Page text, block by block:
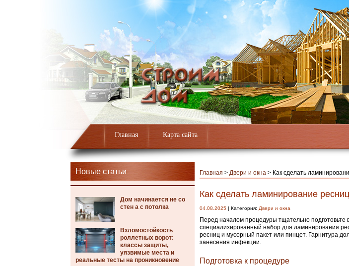
Главная Карта сайта
Новые статьи
Дом начинается не со
стен а с потолка
Взломостойкость
роллетных ворот:
классы защиты,
уязвимые места и
реальные тесты на проникновение
Главная > Двери и окна > Как сделать
Как сделать ламинирование
04.08.2025 | Категория: Двери и окна
Перед началом процедуры тщательно
специализированный набор для ламинирования
ресниц и мусорный пакет или пинцет. Гарнитура
занесения инфекции.
Подготовка к процедуре